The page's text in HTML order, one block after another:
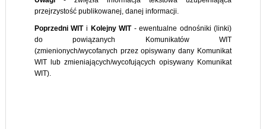
przejrzystość publikowanej, danej informacji.
Poprzedni WITi Kolejny WIT- ewentualne odnośniki (linki)
do powiązanych Komunikatów WIT
(zmienionych/wycofanych przez opisywany dany Komunikat
WIT lub zmieniających/wycofujących opisywany Komunikat
WIT).